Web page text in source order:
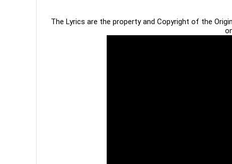
The Lyrics are the property and Copyright of the